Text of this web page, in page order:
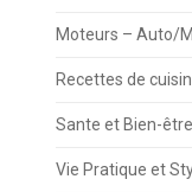
Moteurs – Auto/
Recettes de
Sante et Bien-être
Vie Pratique et